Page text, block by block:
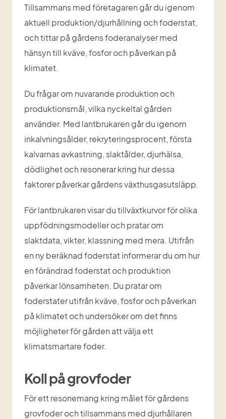
Tillsammans med företagaren går du igenom
aktuell produktion/djurhållning och foderstat,
och tittar på gårdens foderanalyser med
hänsyn till kväve, fosfor och påverkan på
klimatet.
Du frågar om nuvarande produktion och
produktionsmål, vilka nyckeltal gården
använder. Med lantbrukaren går du igenom
inkalvningsålder, rekryteringsprocent, första
kalvarnas avkastning, slaktålder, djurhälsa,
dödlighet och resonerar kring hur dessa
faktorer påverkar gårdens växthusgasutsläpp.
För lantbrukaren visar du tillväxtkurvor för olika
uppfödningsmodeller och pratar om
slaktdata, vikter, klassning med mera. Utifrån
en ny beräknad foderstat informerar du om hur
en förändrad foderstat och produktion
påverkar lönsamheten. Du pratar om
foderstater utifrån kväve, fosfor och påverkan
på klimatet och undersöker om det finns
möjligheter för gården att välja ett
klimatsmartare foder.
Koll på grovfoder
För ett resonemang kring målet för gårdens
grovfoder och tillsammans med djurhållaren